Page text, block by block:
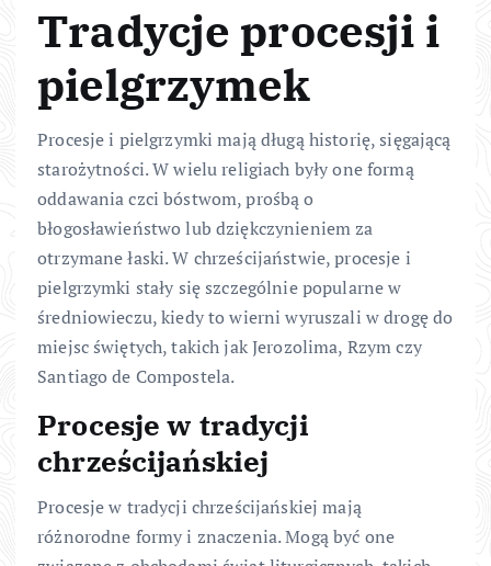
Tradycje procesji i
pielgrzymek
Procesje i pielgrzymki mają długą historię, sięgającą
starożytności. W wielu religiach były one formą
oddawania czci bóstwom, prośbą o
błogosławieństwo lub dziękczynieniem za
otrzymane łaski. W chrześcijaństwie, procesje i
pielgrzymki stały się szczególnie popularne w
średniowieczu, kiedy to wierni wyruszali w drogę do
miejsc świętych, takich jak Jerozolima, Rzym czy
Santiago de Compostela.
Procesje w tradycji
chrześcijańskiej
Procesje w tradycji chrześcijańskiej mają
różnorodne formy i znaczenia. Mogą być one